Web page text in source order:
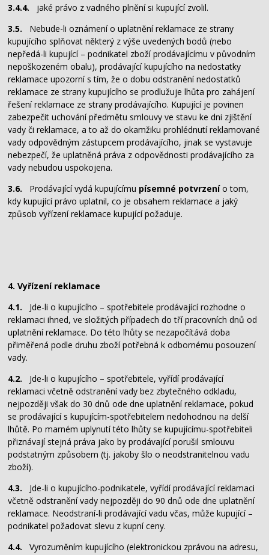
3.4.4. jaké právo z vadného plnění si kupující zvolil.
3.5. Nebude-li oznámení o uplatnění reklamace ze strany
kupujícího splňovat některý z výše uvedených bodů (nebo
nepředá-li kupující – podnikatel zboží prodávajícímu v původním
nepoškozeném obalu), prodávající kupujícího na nedostatky
reklamace upozorní s tím, že o dobu odstranění nedostatků
reklamace ze strany kupujícího se prodlužuje lhůta pro zahájení
řešení reklamace ze strany prodávajícího. Kupující je povinen
zabezpečit uchování předmětu smlouvy ve stavu ke dni zjištění
vady či reklamace, a to až do okamžiku prohlédnutí reklamované
vady odpovědným zástupcem prodávajícího, jinak se vystavuje
nebezpečí, že uplatněná práva z odpovědnosti prodávajícího za
vady nebudou uspokojena.
3.6. Prodávající vydá kupujícímu písemné potvrzenío tom,
kdy kupující právo uplatnil, co je obsahem reklamace a jaký
způsob vyřízení reklamace kupující požaduje.
4. Vyřízení reklamace
4.1. Jde-li o kupujícího – spotřebitele prodávající rozhodne o
reklamaci ihned, ve složitých případech do tří pracovních dnů od
uplatnění reklamace. Do této lhůty se nezapočítává doba
přiměřená podle druhu zboží potřebná k odbornému posouzení
vady.
4.2. Jde-li o kupujícího – spotřebitele, vyřídí prodávající
reklamaci včetně odstranění vady bez zbytečného odkladu,
nejpozději však do 30 dnů ode dne uplatnění reklamace, pokud
se prodávající s kupujícím-spotřebitelem nedohodnou na delší
lhůtě. Po marném uplynutí této lhůty se kupujícímu-spotřebiteli
přiznávají stejná práva jako by prodávající porušil smlouvu
podstatným způsobem (tj. jakoby šlo o neodstranitelnou vadu
zboží).
4.3. Jde-li o kupujícího-podnikatele, vyřídí prodávající reklamaci
včetně odstranění vady nejpozději do 90 dnů ode dne uplatnění
reklamace. Neodstraní-li prodávající vadu včas, může kupující –
podnikatel požadovat slevu z kupní ceny.
4.4. Vyrozuměním kupujícího (elektronickou zprávou na adresu,